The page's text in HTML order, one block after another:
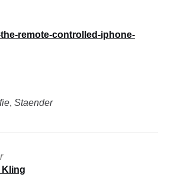
remote-controlled-iphone-
, Staender
Kling